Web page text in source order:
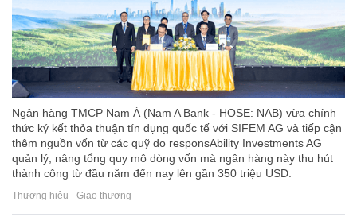
Ngân hàng TMCP Nam Á (Nam A Bank - HOSE: NAB) vừa chính
thức ký kết thỏa thuận tín dụng quốc tế với SIFEM AG và tiếp cận
thêm nguồn vốn từ các quỹ do responsAbility Investments AG
quản lý, nâng tổng quy mô dòng vốn mà ngân hàng này thu hút
thành công từ đầu năm đến nay lên gần 350 triệu USD.
Thương hiệu - Giao thương